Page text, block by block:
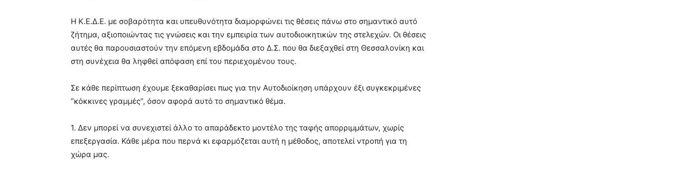
Η Κ.Ε.Δ.Ε. με σοβαρότητα και υπευθυνότητα διαμορφώνει τις θέσεις πάνω στο σημαντικό αυτό
ζήτημα, αξιοποιώντας τις γνώσεις και την εμπειρία των αυτοδιοικητικών της στελεχών. Οι θέσεις
αυτές θα παρουσιαστούν την επόμενη εβδομάδα στο Δ.Σ. που θα διεξαχθεί στη Θεσσαλονίκη και
στη συνέχεια θα ληφθεί απόφαση επί του περιεχομένου τους.
Σε κάθε περίπτωση έχουμε ξεκαθαρίσει πως για την Αυτοδιοίκηση υπάρχουν έξι συγκεκριμένες
“κόκκινες γραμμές”, όσον αφορά αυτό το σημαντικό θέμα.
1. Δεν μπορεί να συνεχιστεί άλλο το απαράδεκτο μοντέλο της ταφής απορριμμάτων, χωρίς
επεξεργασία. Κάθε μέρα που περνά κι εφαρμόζεται αυτή η μέθοδος, αποτελεί ντροπή για τη
χώρα μας.